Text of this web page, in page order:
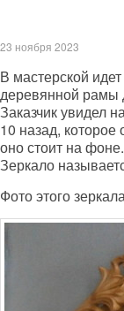
23 ноября 2023
В мастерской
деревянной рамы
Заказчик увидел
10 назад,
оно стоит на фоне.
Зеркало
Фото этого